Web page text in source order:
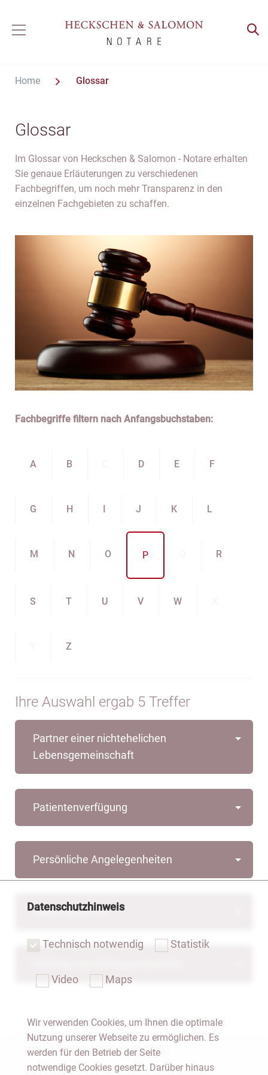
Home Glossar
Glossar
Im Glossar von Heckschen & Salomon - Notare erhalten
Sie genaue Erläuterungen zu verschiedenen
Fachbegriffen, um noch mehr Transparenz in den
einzelnen Fachgebieten zu schaffen.
Fachbegriffe filtern nach Anfangsbuchstaben:
A B D E F
G H J K L
M N O P R
S T U V W
Z
Ihre Auswahl ergab 5 Treffer
Partner einer nichtehelichen
Lebensgemeinschaft
Patientenverfügung
Persönliche Angelegenheiten
Pflichtteilsrecht
Notar Dresden
Datenschutzhinweis
Technisch notwendig Statistik
Video Maps
Wir verwenden Cookies, um Ihnen die optimale
Nutzung unserer Webseite zu ermöglichen. Es
werden für den Betrieb der Seite
notwendige Cookies gesetzt. Darüber hinaus